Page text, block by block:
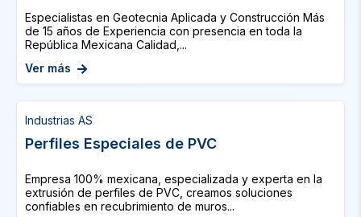
Especialistas en Geotecnia Aplicada y Construcción Más
de 15 años de Experiencia con presencia en toda la
República Mexicana Calidad,...
Ver más
Industrias AS
Perfiles Especiales de PVC
Empresa 100% mexicana, especializada y experta en la
extrusión de perfiles de PVC, creamos soluciones
confiables en recubrimiento de muros...